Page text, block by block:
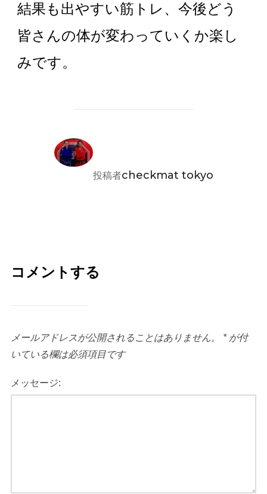
結果も出やすい筋トレ、今後どう
皆さんの体が変わっていくか楽し
みです。
投稿者checkmat tokyo
コメントする
メールアドレスが公開されることはありません。 *が付
いている欄は必須項目です
メッセージ: